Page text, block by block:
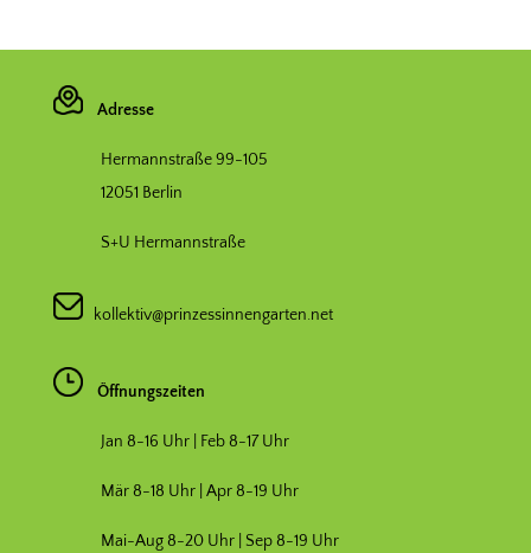
Adresse
Hermannstraße 99-105
12051 Berlin
S+U Hermannstraße
kollektiv@prinzessinnengarten.net
Öffnungszeiten
Jan 8-16 Uhr | Feb 8-17 Uhr
Mär 8-18 Uhr | Apr 8-19 Uhr
Mai-Aug 8-20 Uhr | Sep 8-19 Uhr